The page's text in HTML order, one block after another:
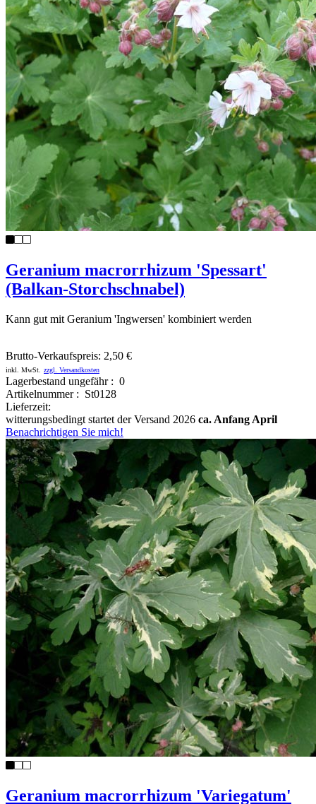
Geranium macrorrhizum 'Spessart'
(Balkan-Storchschnabel)
Kann gut mit Geranium 'Ingwersen' kombiniert werden
Brutto-Verkaufspreis: 2,50 €
inkl. MwSt. zzgl. Versandkosten
Lagerbestand ungefähr : 0
Artikelnummer : St0128
Lieferzeit:
witterungsbedingt startet der Versand 2026 ca. Anfang April
Benachrichtigen Sie mich!
Geranium macrorrhizum 'Variegatum'